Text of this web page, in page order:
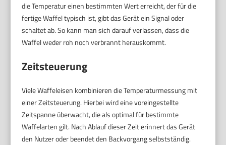
die Temperatur einen bestimmten Wert erreicht, der für die
fertige Waffel typisch ist, gibt das Gerät ein Signal oder
schaltet ab. So kann man sich darauf verlassen, dass die
Waffel weder roh noch verbrannt herauskommt.
Zeitsteuerung
Viele Waffeleisen kombinieren die Temperaturmessung mit
einer Zeitsteuerung. Hierbei wird eine voreingestellte
Zeitspanne überwacht, die als optimal für bestimmte
Waffelarten gilt. Nach Ablauf dieser Zeit erinnert das Gerät
den Nutzer oder beendet den Backvorgang selbstständig.